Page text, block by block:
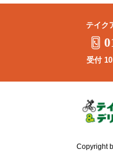
テイク
受付
Copyright